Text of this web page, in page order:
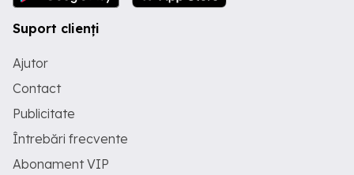
Suport clienți
Ajutor
Contact
Publicitate
Întrebări frecvente
Abonament VIP